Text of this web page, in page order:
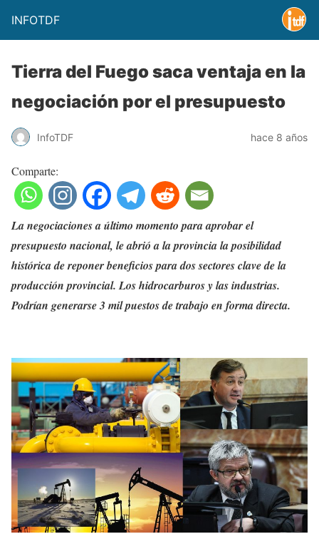
INFOTDF
Tierra del Fuego saca ventaja en la
negociación por el presupuesto
InfoTDF hace 8 años
Comparte:
La negociaciones a último momento para aprobar el
presupuesto nacional, le abrió a la provincia la posibilidad
histórica de reponer beneficios para dos sectores clave de la
producción provincial. Los hidrocarburos y las industrias.
Podrían generarse 3 mil puestos de trabajo en forma directa.